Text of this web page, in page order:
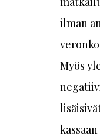
ilman
Myös